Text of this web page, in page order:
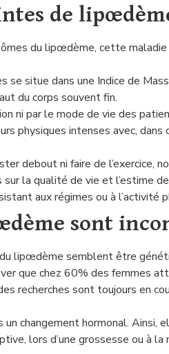
de
du lipœdème, cette maladie
situe dans une Indice de
du corps souvent fin.
ni par le mode de vie des
physiques intenses avec,
debout ni faire de l’exercice,
la qualité de vie et l’estime
aux régimes ou à l’activité
sont
lipœdème semblent être
que chez 60% des femmes
recherches sont toujours en
changement hormonal. Ainsi,
lors d’une grossesse ou à la